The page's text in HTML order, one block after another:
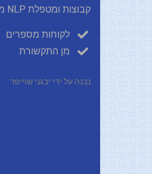
קבוצות ומטפלת NLP מוסמכת.
לקוחות מספרים
מן התקשורת
נבנה על ידי יבגני שוייפר